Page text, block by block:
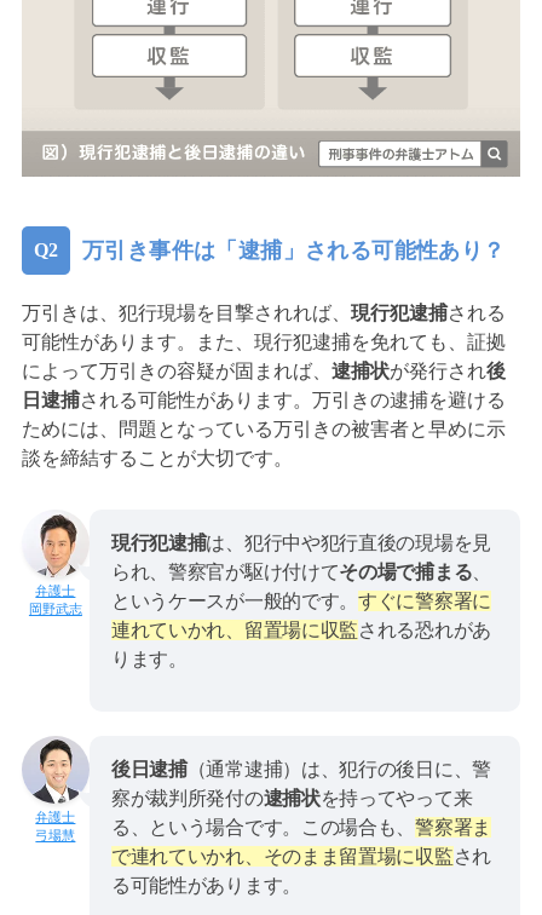
万引き事件は「逮捕」される可能性あり？
万引きは、犯行現場を目撃されれば、 現行犯逮捕される
可能性があります。また、現行犯逮捕を免れても、証拠
によって万引きの容疑が固まれば、 逮捕状が発行され後
日逮捕される可能性があります。万引きの逮捕を避ける
ためには、問題となっている万引きの被害者と早めに示
談を締結することが大切です。
岡野武志
現行犯逮捕は、犯行中や犯行直後の現場を見
られ、警察官が駆け付けてその場で捕まる
というケースが一般的です。すぐに警察署に
連れていかれ、留置場に収監される恐れがあ
ります。
弓場慧
後日逮捕（通常逮捕）は、犯行の後日に、警
察が裁判所発付の逮捕状を持ってやって来
る、という場合です。この場合も、警察署ま
で連れていかれ、そのまま留置場に収監され
る可能性があります。